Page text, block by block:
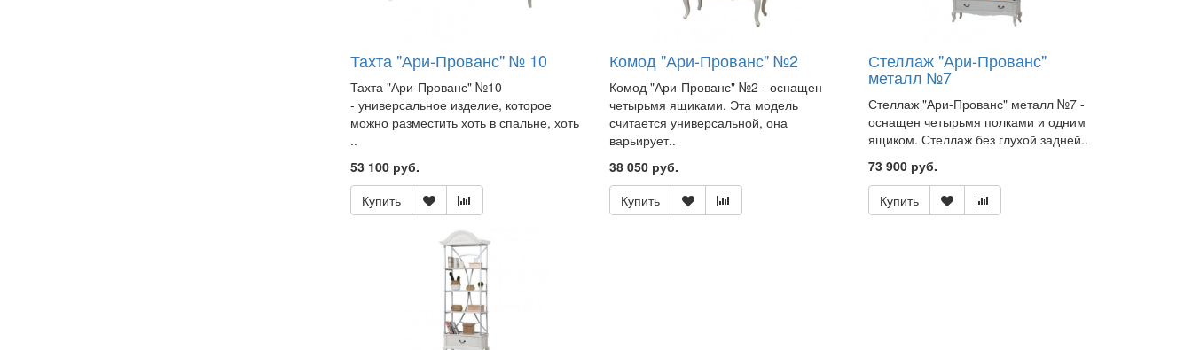
Тахта "Ари-Прованс" № 10
Тахта "Ари-Прованс" №10
- универсальное изделие, которое
можно разместить хоть в спальне, хоть
..
53 100 руб.
Купить
Комод "Ари-Прованс" №2
Комод "Ари-Прованс" №2 - оснащен
четырьмя ящиками. Эта модель
считается универсальной, она
варьирует..
38 050 руб.
Купить
Стеллаж "Ари-Прованс"
металл №7
Стеллаж "Ари-Прованс" металл №7 -
оснащен четырьмя полками и одним
ящиком. Стеллаж без глухой задней..
73 900 руб.
Купить